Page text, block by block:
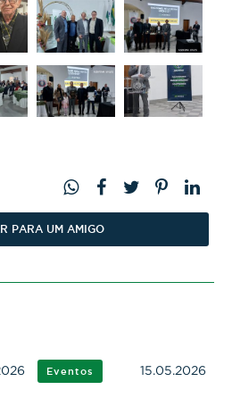
PARA UM AMIGO
Eventos 15.05.2026